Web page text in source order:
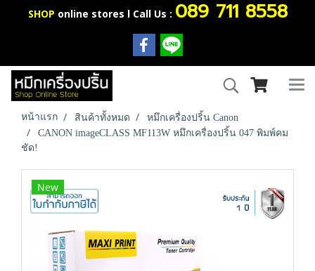
SHOP online stores l Call Us : 089 711 8558
หน้าแรก สินค้าทั้งหมด
หมึกเครื่องปริ้น Canon
CANON imageCLASS MF113W หมึกเครื่องปริ้น 047 พิมพ์คม
ชัด!
New